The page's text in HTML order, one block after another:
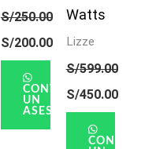
S/250.00
S/200.00
CONTACTAR
UN
ASESOR
Watts
Lizze
S/599.00
S/450.00
CONTACTAR